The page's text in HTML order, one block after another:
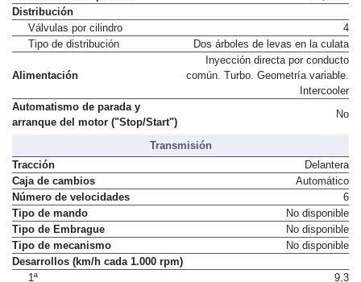
Relación de compresión
Distribución
Válvulas por cilindro
4
Dos árboles de levas en la culata
Inyección directa por conducto
común. Turbo. Geometría variable.
Automatismo de parada y
Transmisión
Tracción
Delantera
Caja de cambios
Automático
Número de velocidades
6
Tipo de mando
No disponible
Tipo de Embrague
No disponible
Tipo de mecanismo
Desarrollos (km/h cada 1.000 rpm)